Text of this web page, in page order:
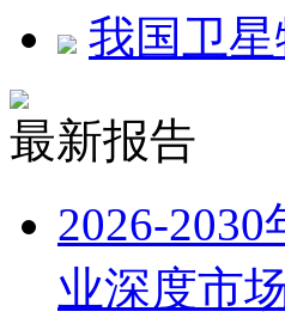
我国卫
最新报告
2026-
业深度市